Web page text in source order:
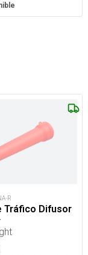
R
Tráfico Difusor